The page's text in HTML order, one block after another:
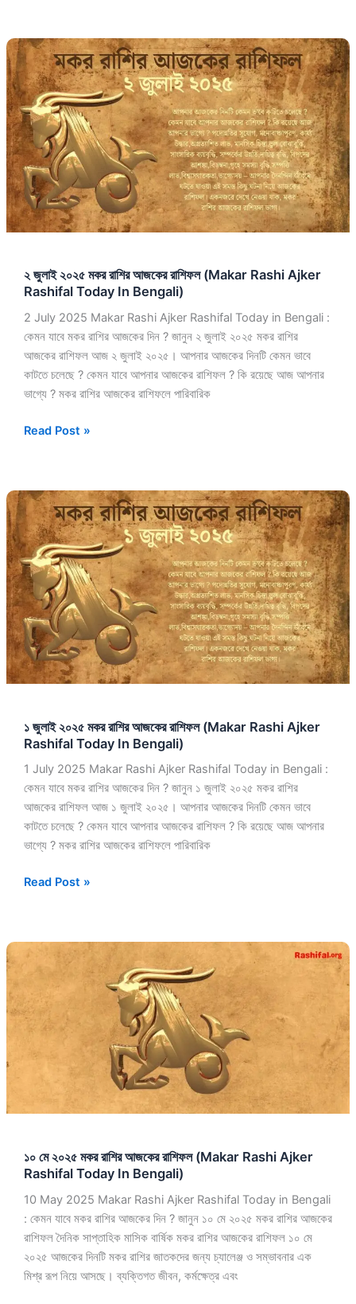
২ জুলাই ২০২৫ মকর রাশির আজকের রাশিফল (Makar Rashi Ajker
Rashifal Today In Bengali)
2 July 2025 Makar Rashi Ajker Rashifal Today in Bengali :
কেমন যাবে মকর রাশির আজকের দিন ? জানুন ২ জুলাই ২০২৫ মকর রাশির
আজকের রাশিফল আজ ২ জুলাই ২০২৫। আপনার আজকের দিনটি কেমন ভাবে
কাটতে চলেছে ? কেমন যাবে আপনার আজকের রাশিফল ? কি রয়েছে আজ আপনার
ভাগ্যে ? মকর রাশির আজকের রাশিফলে পারিবারিক
২
জুলাই
২০২৫
মকর
রাশির
আজকের
রাশিফল
(Makar
Rashi
Ajker
In
Bengali)
Read Post »
১ জুলাই ২০২৫ মকর রাশির আজকের রাশিফল (Makar Rashi Ajker
Rashifal Today In Bengali)
1 July 2025 Makar Rashi Ajker Rashifal Today in Bengali :
কেমন যাবে মকর রাশির আজকের দিন ? জানুন ১ জুলাই ২০২৫ মকর রাশির
আজকের রাশিফল আজ ১ জুলাই ২০২৫। আপনার আজকের দিনটি কেমন ভাবে
কাটতে চলেছে ? কেমন যাবে আপনার আজকের রাশিফল ? কি রয়েছে আজ আপনার
ভাগ্যে ? মকর রাশির আজকের রাশিফলে পারিবারিক
১
জুলাই
২০২৫
মকর
রাশির
আজকের
রাশিফল
(Makar
Rashi
Ajker
In
Bengali)
Read Post »
১০ মে ২০২৫ মকর রাশির আজকের রাশিফল (Makar Rashi Ajker
Rashifal Today In Bengali)
10 May 2025 Makar Rashi Ajker Rashifal Today in Bengali
: কেমন যাবে মকর রাশির আজকের দিন ? জানুন ১০ মে ২০২৫ মকর রাশির আজকের
রাশিফল দৈনিক সাপ্তাহিক মাসিক বার্ষিক মকর রাশির আজকের রাশিফল ১০ মে
২০২৫ আজকের দিনটি মকর রাশির জাতকদের জন্য চ্যালেঞ্জ ও সম্ভাবনার এক
মিশ্র রূপ নিয়ে আসছে। ব্যক্তিগত জীবন, কর্মক্ষেত্র এবং
১০
মকর
রাশির
(Makar
Today
In
Bengali)